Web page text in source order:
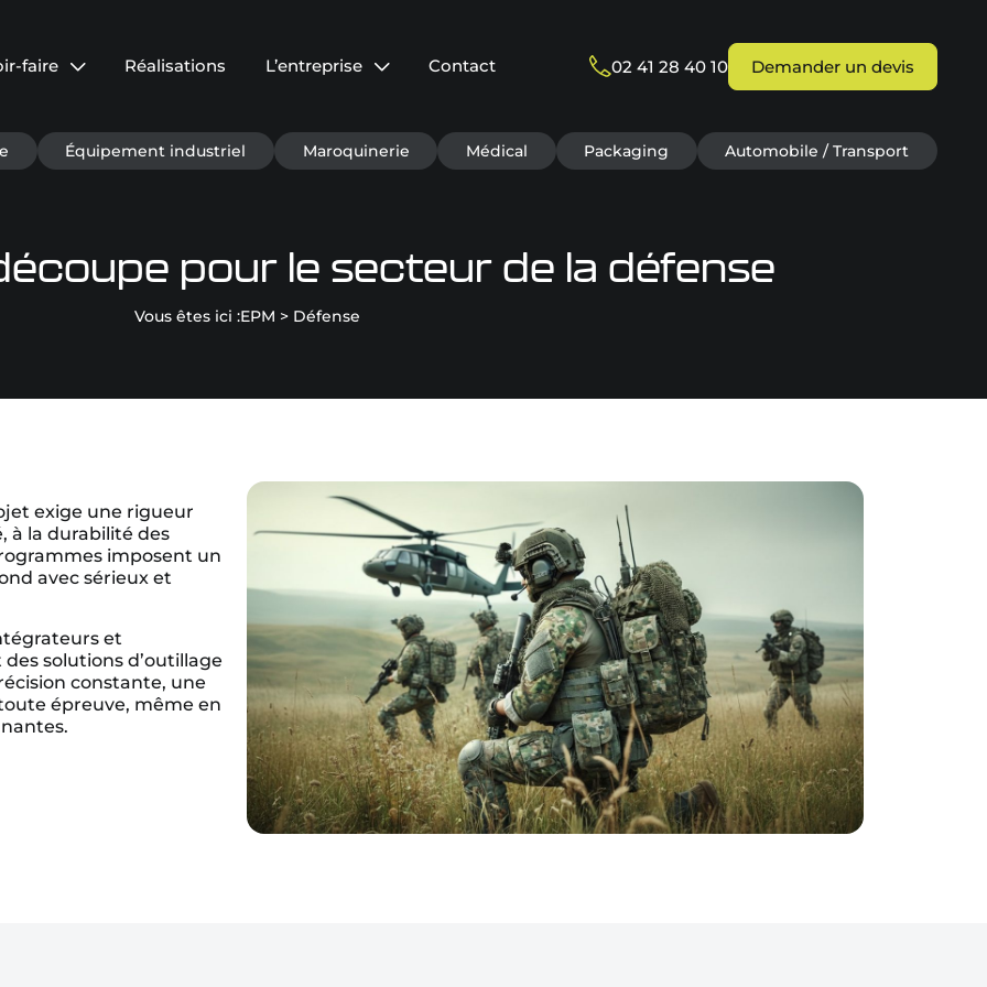
faire
mécano-
Réalisations L’entreprise
RSE
Nous rejoindre
Contact 02 41 28 40 10 Demander un devis
Équipement industriel Maroquinerie Médical Packaging Automobile / Transport
pour le secteur de la défense
Vous êtes ici :EPM > Défense
exige une rigueur
à la durabilité des
imposent un
avec sérieux et
et
solutions d’outillage
constante, une
épreuve, même en